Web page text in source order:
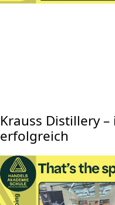
Krauss Distillery
erfolgreich